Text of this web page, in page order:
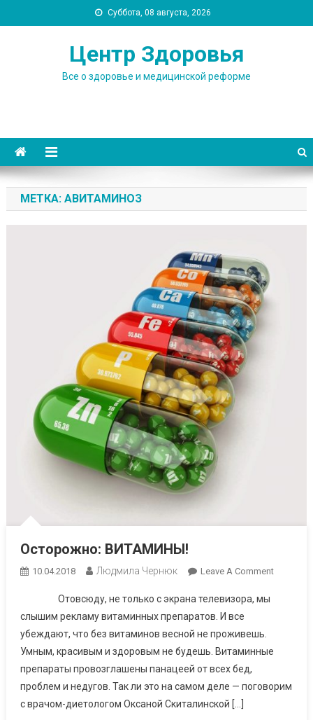
to
Суббота, 08 августа, 2026
Центр Здоровья
Все о здоровье и медицинской реформе
МЕТКА: АВИТАМИНОЗ
Осторожно: ВИТАМИНЫ!
10.04.2018 Людмила Чернюк Leave A CommentOn
Отовсюду, не только с экрана телевизора, мы
слышим рекламу витаминных препаратов. И все
убеждают, что без витаминов весной не проживешь.
Умным, красивым и здоровым не будешь. Витаминные
препараты провозглашены панацеей от всех бед,
проблем и недугов. Так ли это на самом деле — поговорим
с врачом-диетологом Оксаной Скиталинской […]